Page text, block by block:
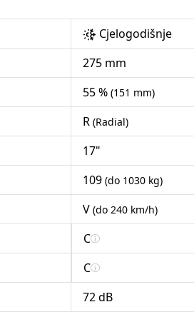
Cjelogodišnje
275 mm
55 % (151 mm)
R (Radial)
17"
109 (do 1030 kg)
V (do 240 km/h)
C
C
72 dB